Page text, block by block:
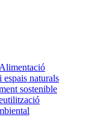
naturals
sostenible